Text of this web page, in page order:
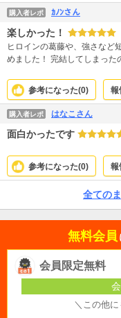
購入者レポ ｶﾉﾝさん
楽しかった！
ヒロインの葛藤や、強さなど
めました！ 完結してしまった
参考になった(0) 報
購入者レポ はなこさん
面白かったです
参考になった(0) 報
全ての
無料会員
会員限定無料
＼この他